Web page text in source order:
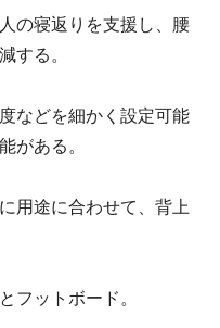
の寝返りを支援し、腰
する。
などを細かく設定可能
がある。
用途に合わせて、背上
フットボード。